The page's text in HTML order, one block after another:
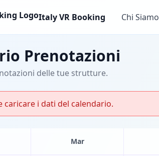
Italy VR Booking Chi Siamo
Prenotazioni
delle tue strutture.
caricare i dati del calendario.
Mar